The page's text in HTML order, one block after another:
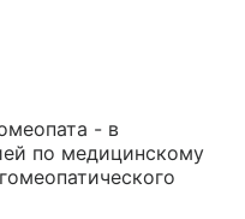
- в
по медицинскому